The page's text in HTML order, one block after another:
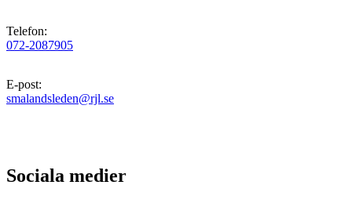
Telefon:
072-2087905
E-post:
smalandsleden@rjl.se
Sociala medier